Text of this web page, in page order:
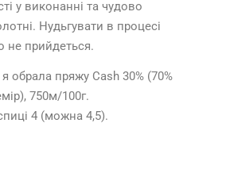
у виконанні та чудово
Нудьгувати в процесі
не прийдеться.
обрала пряжу Cash 30% (70%
750м/100г.
4 (можна 4,5).